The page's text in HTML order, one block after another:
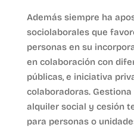
Además siempre ha
sociolaborales que
personas en su
en colaboración con
públicas, e iniciativa
colaboradoras.
alquiler social y cesión
para personas o